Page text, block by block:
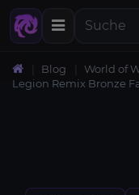
Blog
World of
Legion Remix Bronze